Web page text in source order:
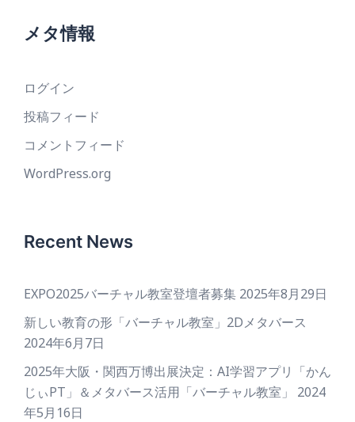
メタ情報
ログイン
投稿フィード
コメントフィード
WordPress.org
Recent News
EXPO2025バーチャル教室登壇者募集 2025年8月29日
新しい教育の形「バーチャル教室」2Dメタバース
2024年6月7日
2025年大阪・関西万博出展決定：AI学習アプリ「かん
じぃPT」＆メタバース活用「バーチャル教室」
2024
年5月16日